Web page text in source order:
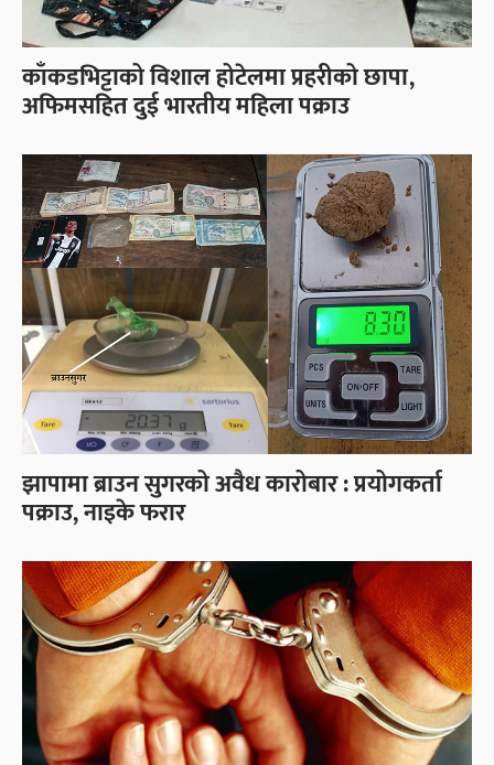
काँकडभिट्टाको विशाल होटेलमा प्रहरीको छापा,
अफिमसहित दुई भारतीय महिला पक्राउ
झापामा ब्राउन सुगरको अवैध कारोबार : प्रयोगकर्ता
पक्राउ, नाइके फरार